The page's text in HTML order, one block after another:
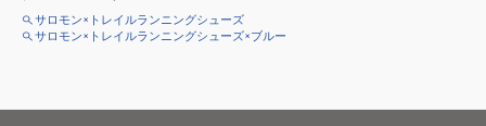
サロモン×トレイルランニングシューズ
サロモン×トレイルランニングシューズ×ブルー